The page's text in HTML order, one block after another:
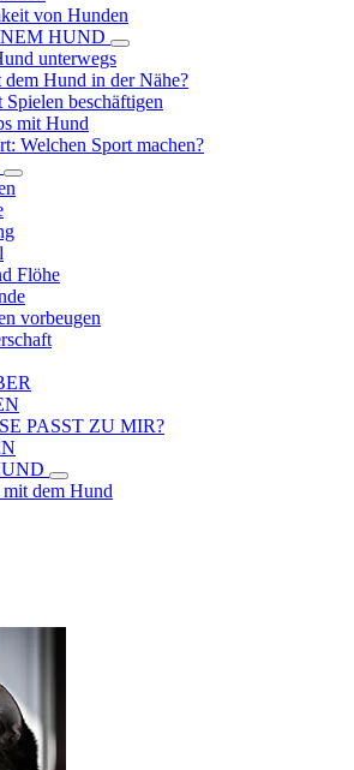
von Hunden
HUND
unterwegs
Hund in der Nähe?
beschäftigen
mit Hund
Welchen Sport machen?
Flöhe
vorbeugen
PASST ZU MIR?
mit dem Hund